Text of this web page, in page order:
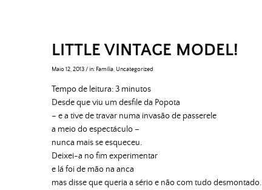
LITTLE VINTAGE MODEL!
Maio 12, 2013/in: Família, Uncategorized
Tempo de leitura:3 minutos
Desde que viu um desfile da Popota
– e a tive de travar numa invasão de passerele
a meio do espectáculo –
nunca mais se esqueceu.
Deixei-a no fim experimentar
e lá foi de mão na anca
mas disse que queria a sério e não com tudo desmontado.